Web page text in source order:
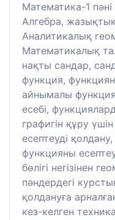
Математика-1
Алгебра,
Аналитикалық
Математикалық
нақты сандар,
функция,
айнымалы
есебі,
графигін құру
есептеуді
функцияны
бөлігі негізінен
пәндердегі
қолдануға
кез-келген